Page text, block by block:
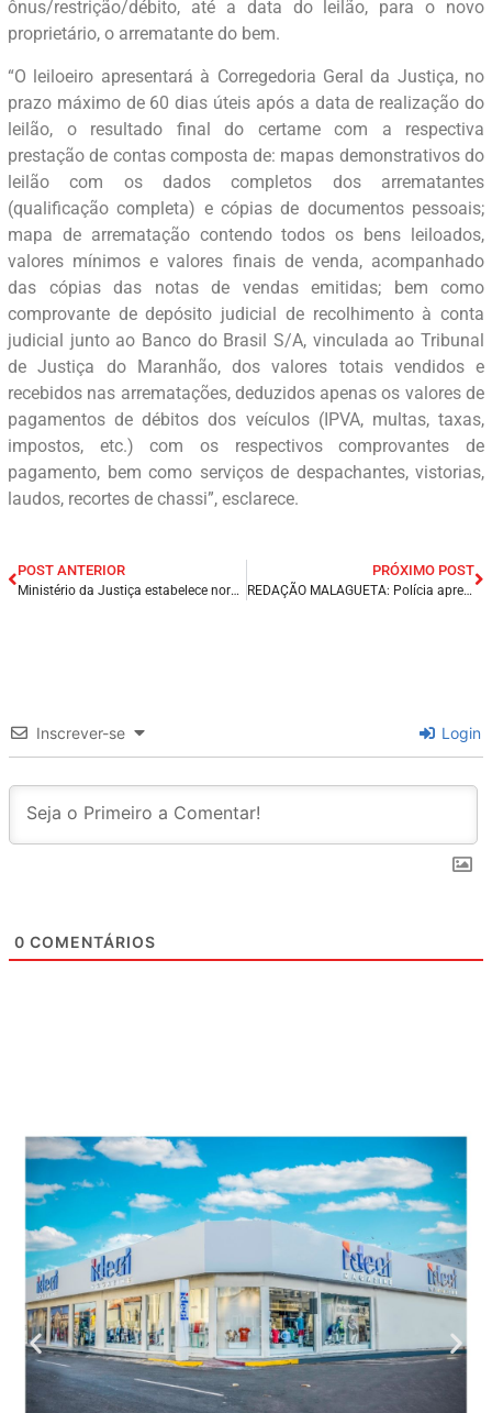
ônus/restrição/débito, até a data do leilão, para o novo
proprietário, o arrematante do bem.
“O leiloeiro apresentará à Corregedoria Geral da Justiça, no
prazo máximo de 60 dias úteis após a data de realização do
leilão, o resultado final do certame com a respectiva
prestação de contas composta de: mapas demonstrativos do
leilão com os dados completos dos arrematantes
(qualificação completa) e cópias de documentos pessoais;
mapa de arrematação contendo todos os bens leiloados,
valores mínimos e valores finais de venda, acompanhado
das cópias das notas de vendas emitidas; bem como
comprovante de depósito judicial de recolhimento à conta
judicial junto ao Banco do Brasil S/A, vinculada ao Tribunal
de Justiça do Maranhão, dos valores totais vendidos e
recebidos nas arrematações, deduzidos apenas os valores de
pagamentos de débitos dos veículos (IPVA, multas, taxas,
impostos, etc.) com os respectivos comprovantes de
pagamento, bem como serviços de despachantes, vistorias,
laudos, recortes de chassi”, esclarece.
POST ANTERIOR
Ministério da Justiça estabelece normas para visitas íntimas nas penitenciárias do país.
PRÓXIMO POST
REDAÇÃO MALAGUETA: Polícia apreende caminhão com drogas na cidade de Alto Alegre/MA.
Inscrever-se Login
0 COMENTÁRIOS